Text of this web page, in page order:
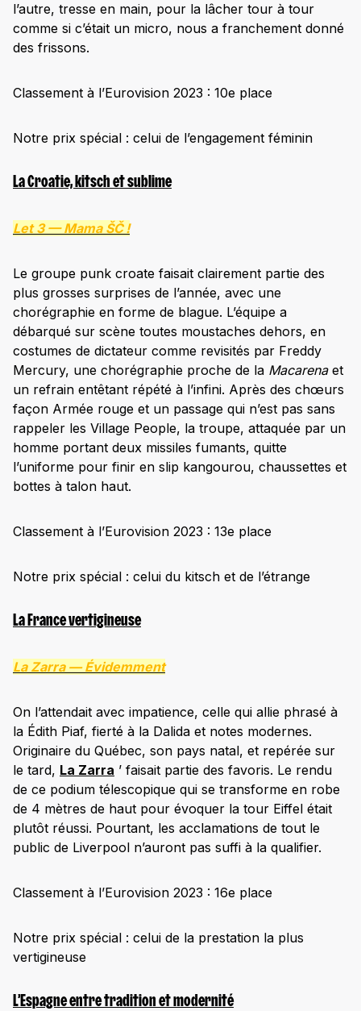
l’autre, tresse en main, pour la lâcher tour à tour
comme si c’était un micro, nous a franchement donné
des frissons.
Classement à l’Eurovision 2023 : 10e place
Notre prix spécial : celui de l’engagement féminin
La Croatie, kitsch et sublime
Let 3 —Mama ŠČ !
Le groupe punk croate faisait clairement partie des
plus grosses surprises de l’année, avec une
chorégraphie en forme de blague. L’équipe a
débarqué sur scène toutes moustaches dehors, en
costumes de dictateur comme revisités par Freddy
Mercury, une chorégraphie proche de la Macarenaet
un refrain entêtant répété à l’infini. Après des chœurs
façon Armée rouge et un passage qui n’est pas sans
rappeler les Village People, la troupe, attaquée par un
homme portant deux missiles fumants, quitte
l’uniforme pour finir en slip kangourou, chaussettes et
bottes à talon haut.
Classement à l’Eurovision 2023 : 13e place
Notre prix spécial : celui du kitsch et de l’étrange
La France vertigineuse
La Zarra —Évidemment
On l’attendait avec impatience, celle qui allie phrasé à
la Édith Piaf, fierté à la Dalida et notes modernes.
Originaire du Québec, son pays natal, et repérée sur
le tard, La Zarra ’ faisait partie des favoris. Le rendu
de ce podium télescopique qui se transforme en robe
de 4 mètres de haut pour évoquer la tour Eiffel était
plutôt réussi. Pourtant, les acclamations de tout le
public de Liverpool n’auront pas suffi à la qualifier.
Classement à l’Eurovision 2023 : 16e place
Notre prix spécial : celui de la prestation la plus
vertigineuse
L’Espagne entre tradition et modernité